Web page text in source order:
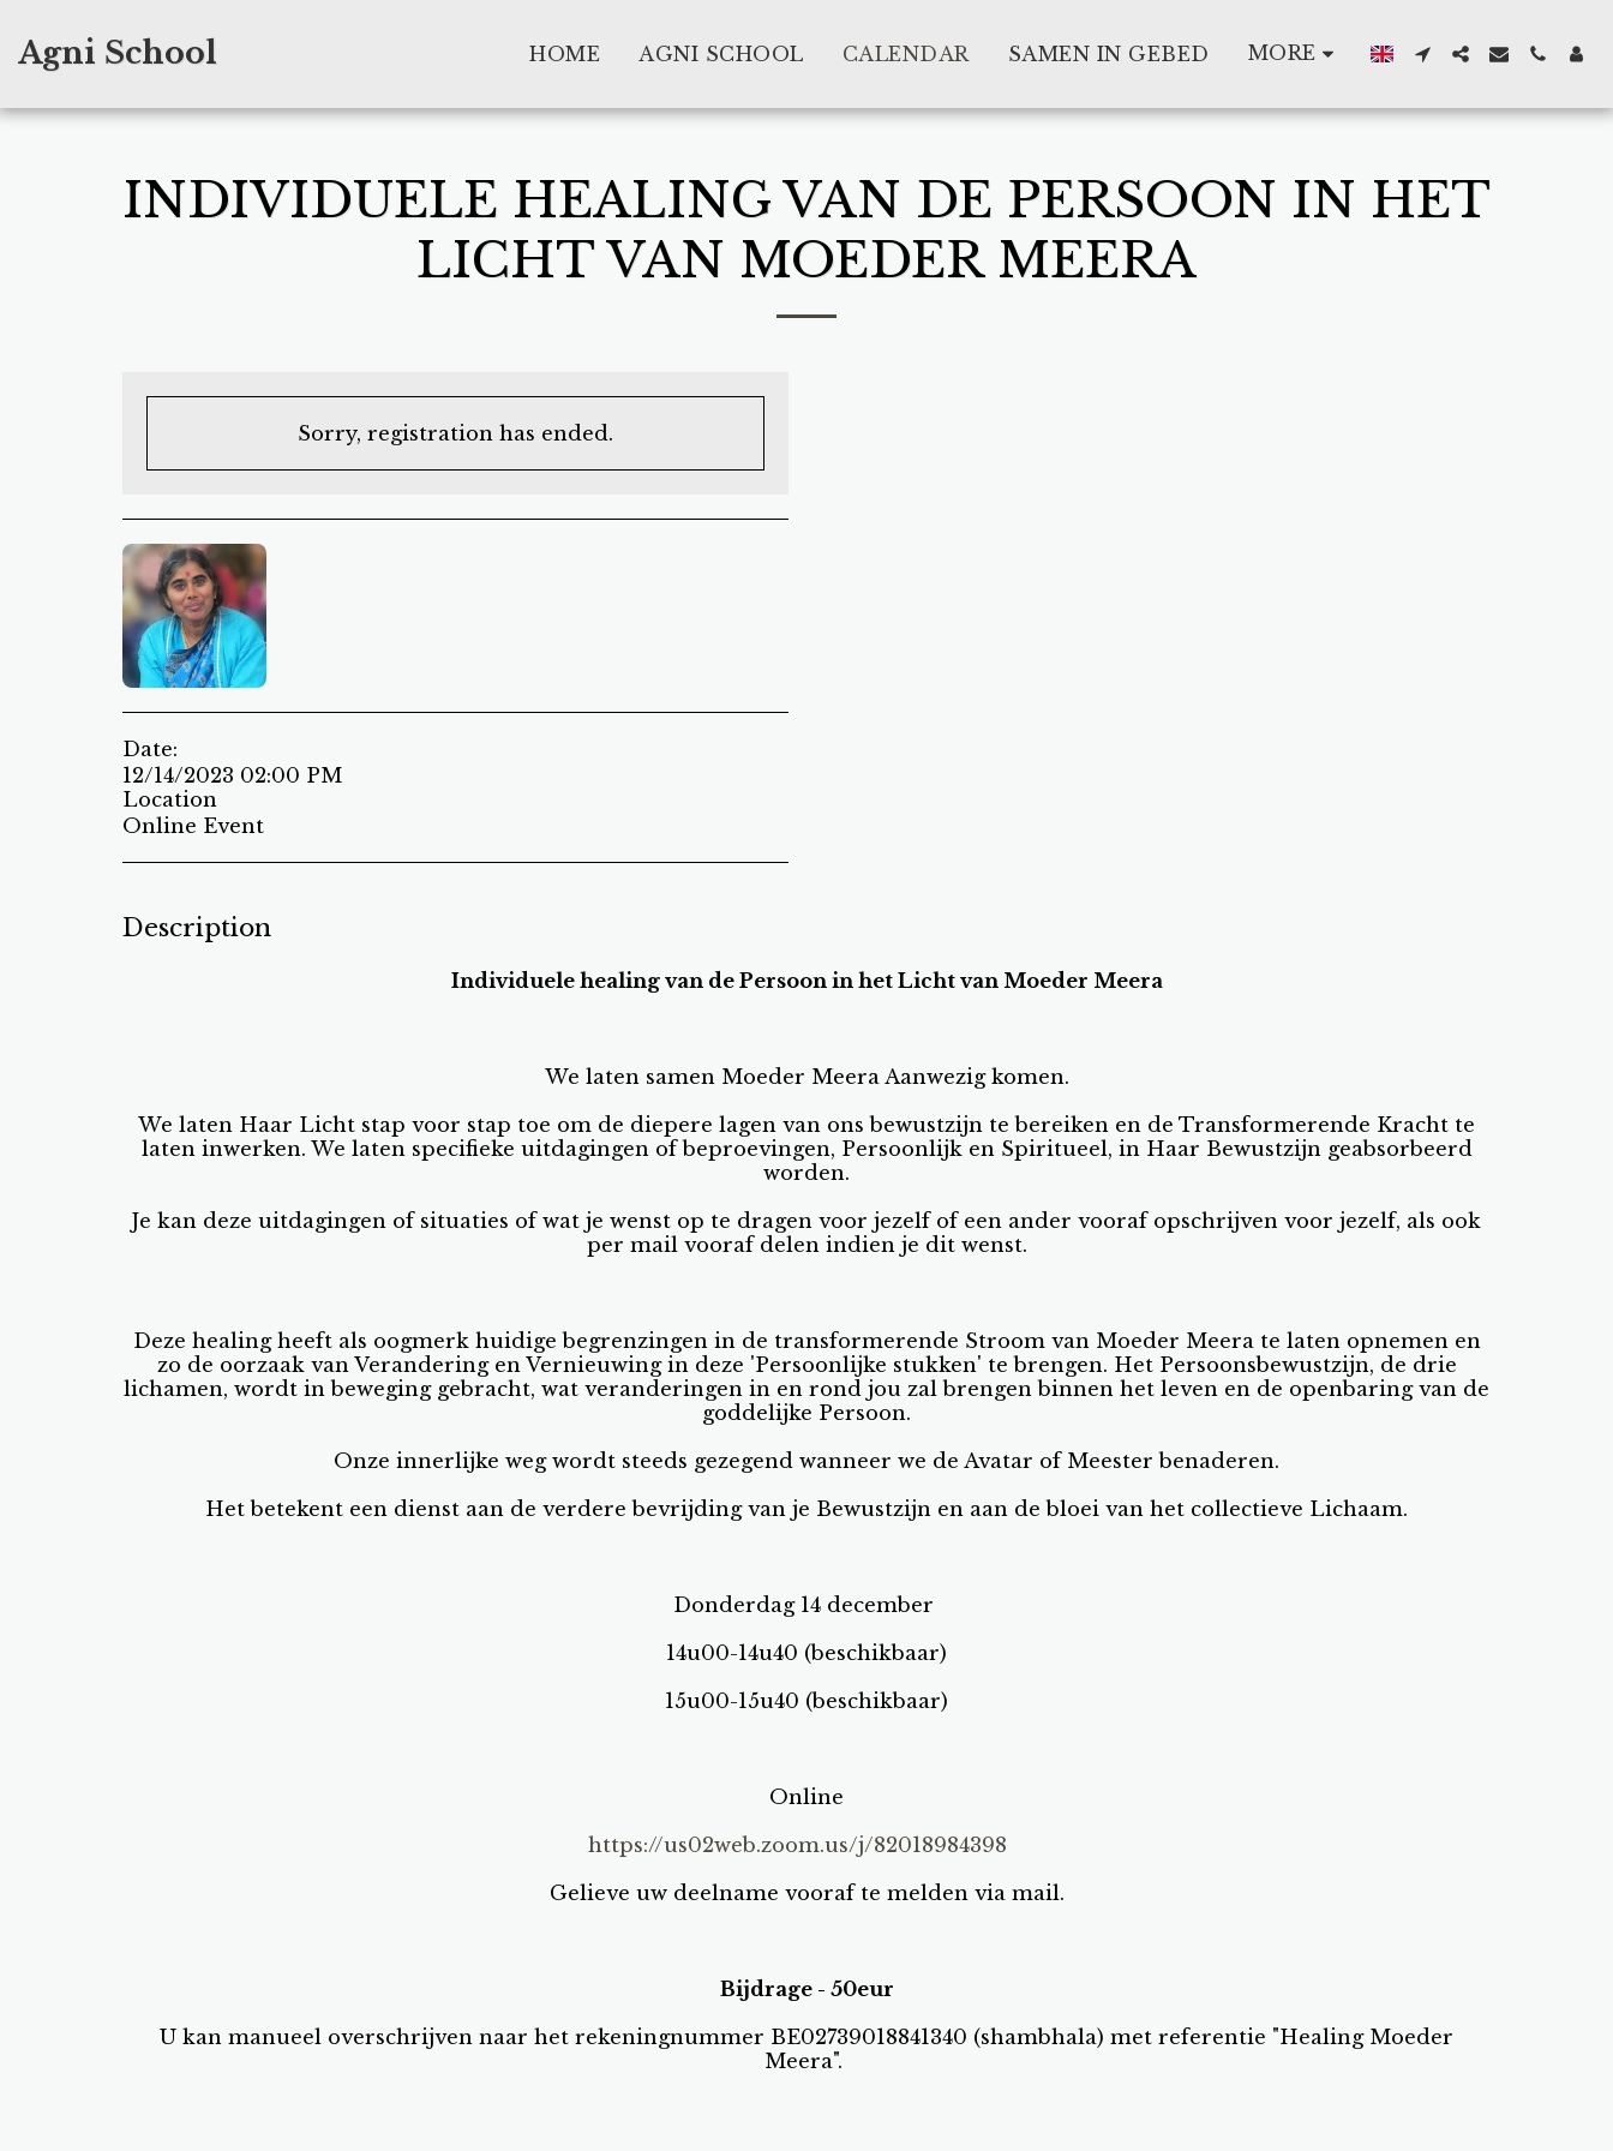
Agni School HOME AGNI SCHOOL CALENDAR SAMEN IN GEBED MORE
INDIVIDUELE HEALING VAN DE PERSOON IN HET
LICHT VAN MOEDER MEERA
Sorry, registration has ended.
Date:
12/14/2023 02:00 PM
Location
Online Event
Description
Individuele healing van de Persoon in het Licht van Moeder Meera
We laten samen Moeder Meera Aanwezig komen.
We laten Haar Licht stap voor stap toe om de diepere lagen van ons bewustzijn te bereiken en de Transformerende Kracht te
laten inwerken. We laten specifieke uitdagingen of beproevingen, Persoonlijk en Spiritueel, in Haar Bewustzijn geabsorbeerd
worden.
Je kan deze uitdagingen of situaties of wat je wenst op te dragen voor jezelf of een ander vooraf opschrijven voor jezelf, als ook
per mail vooraf delen indien je dit wenst.
Deze healing heeft als oogmerk huidige begrenzingen in de transformerende Stroom van Moeder Meera te laten opnemen en
zo de oorzaak van Verandering en Vernieuwing in deze 'Persoonlijke stukken' te brengen. Het Persoonsbewustzijn, de drie
lichamen, wordt in beweging gebracht, wat veranderingen in en rond jou zal brengen binnen het leven en de openbaring van de
goddelijke Persoon.
Onze innerlijke weg wordt steeds gezegend wanneer we de Avatar of Meester benaderen.
Het betekent een dienst aan de verdere bevrijding van je Bewustzijn en aan de bloei van het collectieve Lichaam.
Donderdag 14 december
14u00-14u40 (beschikbaar)
15u00-15u40 (beschikbaar)
Online
https://us02web.zoom.us/j/82018984398
Gelieve uw deelname vooraf te melden via mail.
Bijdrage - 50eur
U kan manueel overschrijven naar het rekeningnummer BE02739018841340 (shambhala) met referentie "Healing Moeder
Meera".